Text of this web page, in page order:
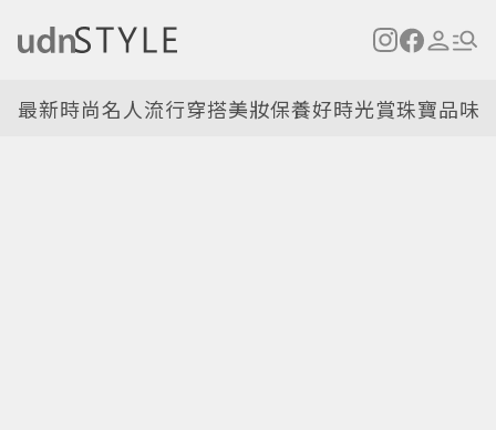
最新時尚名人流行穿搭美妝保養好時光賞珠寶品味